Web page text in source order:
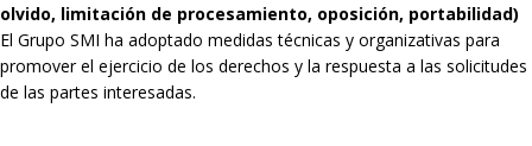
olvido, limitación de procesamiento, oposición, portabilidad)
El Grupo SMI ha adoptado medidas técnicas y organizativas para
promover el ejercicio de los derechos y la respuesta a las solicitudes
de las partes interesadas.